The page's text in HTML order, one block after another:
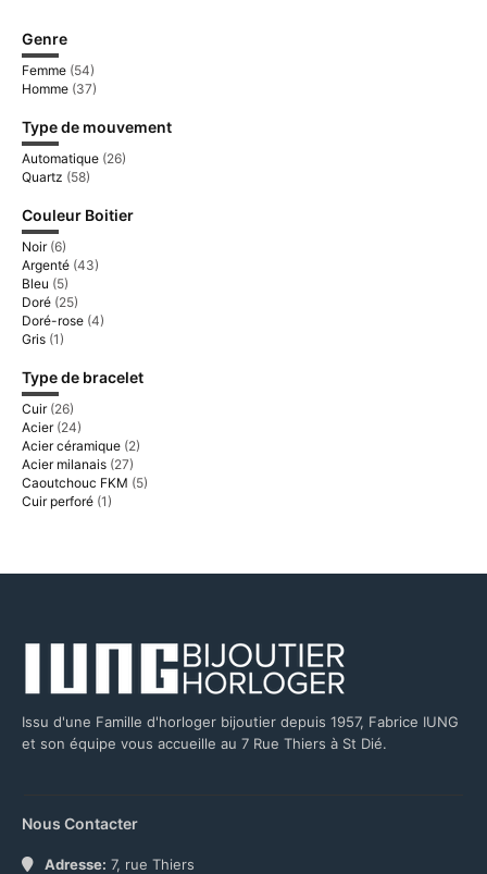
Genre
Femme (54)
Homme (37)
Type de mouvement
Automatique (26)
Quartz (58)
Couleur Boitier
Noir (6)
Argenté (43)
Bleu (5)
Doré (25)
Doré-rose (4)
Gris (1)
Type de bracelet
Cuir (26)
Acier (24)
Acier céramique (2)
Acier milanais (27)
Caoutchouc FKM (5)
Cuir perforé (1)
Issu d'une Famille d'horloger bijoutier depuis 1957, Fabrice IUNG
et son équipe vous accueille au 7 Rue Thiers à St Dié.
Nous Contacter
Adresse: 7, rue Thiers